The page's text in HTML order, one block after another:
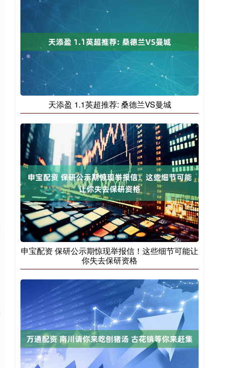
天添盈 1.1英超推荐: 桑德兰VS曼城
申宝配资 保研公示期惊现举报信！这些细节可能让
你失去保研资格